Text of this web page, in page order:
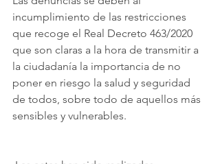
incumplimiento de las restricciones
que recoge el Real Decreto 463/2020
que son claras a la hora de transmitir a
la ciudadanía la importancia de no
poner en riesgo la salud y seguridad
de todos, sobre todo de aquellos más
sensibles y vulnerables.